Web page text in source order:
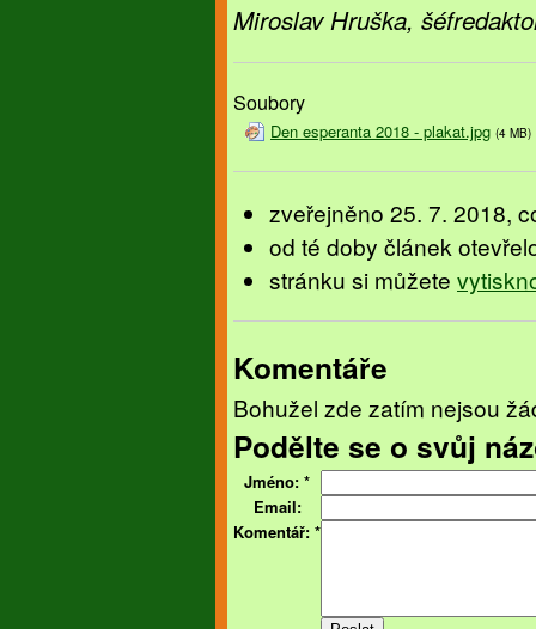
Miroslav Hruška,
Soubory
Den esperanta 2018 - plakat.jpg (4 MB)
zveřejněno 25. 7. 2018,
od té doby článek
stránku si můžete
Komentáře
Bohužel zde zatím nejsou
Podělte se o svůj
Jméno: *
Email:
Komentář: *